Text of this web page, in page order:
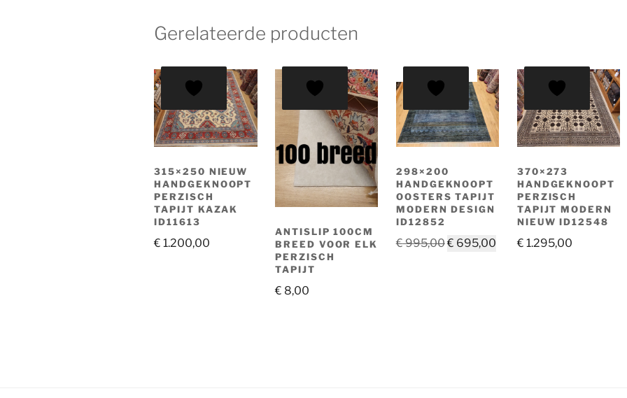
Gerelateerde producten
315×250 NIEUW
HANDGEKNOOPT
PERZISCH
TAPIJT KAZAK
ID11613
€ 1.200,00
ANTISLIP 100CM
BREED VOOR ELK
PERZISCH
TAPIJT
€ 8,00
AANBIEDING!
298×200
HANDGEKNOOPT
OOSTERS TAPIJT
MODERN DESIGN
ID12852
€995,00Oorspronkelijke
€ 695,00Huidige
370×273
HANDGEKNOOPT
PERZISCH
TAPIJT MODERN
NIEUW ID12548
€ 1.295,00